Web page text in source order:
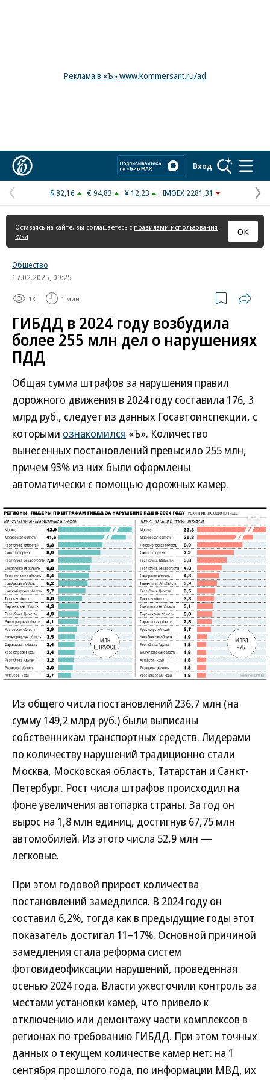
Реклама в «Ъ» www.kommersant.ru/ad
Вход
Предыдущая
страница
$ 82,16 € 94,83 ¥ 12,23 IMOEX 2281,31
Оставаясь на сайте, вы соглашаетесь с правилами использования
куки
ОК
Общество
17.02.2025, 09:25
1K 1 мин.
ГИБДД в 2024 году возбудила
более 255 млн дел о нарушениях
ПДД
Общая сумма штрафов за нарушения правил
дорожного движения в 2024 году составила 176, 3
млрд руб., следует из данных Госавтоинспекции, с
которыми ознакомился «Ъ». Количество
вынесенных постановлений превысило 255 млн,
причем 93% из них были оформлены
автоматически с помощью дорожных камер.
Развернуть
Из общего числа постановлений 236,7 млн (на
сумму 149,2 млрд руб.) были выписаны
собственникам транспортных средств. Лидерами
по количеству нарушений традиционно стали
Москва, Московская область, Татарстан и Санкт-
Петербург. Рост числа штрафов происходил на
фоне увеличения автопарка страны. За год он
вырос на 1,8 млн единиц, достигнув 67,75 млн
автомобилей. Из этого числа 52,9 млн —
легковые.
При этом годовой прирост количества
постановлений замедлился. В 2024 году он
составил 6,2%, тогда как в предыдущие годы этот
показатель достигал 11–17%. Основной причиной
замедления стала реформа систем
фотовидеофиксации нарушений, проведенная
осенью 2024 года. Власти ужесточили контроль за
местами установки камер, что привело к
отключению или демонтажу части комплексов в
регионах по требованию ГИБДД. При этом точных
данных о текущем количестве камер нет: на 1
сентября прошлого года, по информации МВД, их